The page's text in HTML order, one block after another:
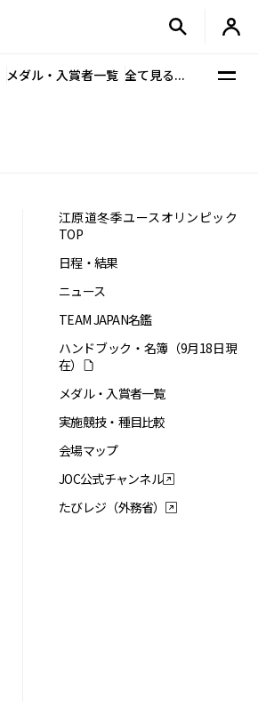
メダル・入賞者一覧 全て見る...
江原道冬季ユースオリンピック
TOP
日程・結果
ニュース
TEAM JAPAN名鑑
ハンドブック・名簿（9月18日現
在）
メダル・入賞者一覧
実施競技・種目比較
会場マップ
JOC公式チャンネル
たびレジ（外務省）